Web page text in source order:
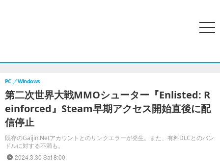
第二次世界大戦MMOシューター『Enlisted: R
einforced』Steam早期アクセス開始直後に配
信停止
既存のGaijin.Netアカウントとのリンクエラーが発生。また、有料DLCとのバン
ドルに対する不満も。
PC Windows
2024.3.30 Sat 8:00